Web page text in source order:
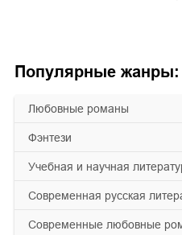
Популярные жанры:
любовные романы
фэнтези
учебная и научная
современная русская
современные любовные